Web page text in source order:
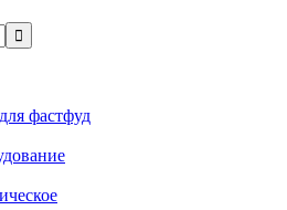

фастфуд